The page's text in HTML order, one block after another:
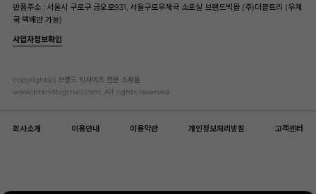
반품주소 : 서울시 구로구 금오로931, 서울구로우체국 소포실 브랜드빅몰 (주)더블트리 (우체
국 택배만 가능)
사업자정보확인
copyright(c) 브랜드 빅사이즈 전문 쇼핑몰
www.brandbigmall.com .All rights reserved.
회사소개 이용안내 이용약관 개인정보처리방침 고객센터